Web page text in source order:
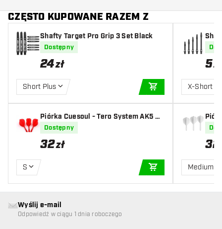
CZĘSTO KUPOWANE RAZEM Z
Shafty Target Pro Grip 3 Set Black
Dostępny
24zł
Short Plus
DODAJ DO
Piórka Cuesoul - Tero System AK5 Ro
st Teardrop - Red
Dostępny
32zł
S
DODAJ DO
ck
5zł
X-Short
32
Medium
Wyślij e-mail
Odpowiedź w ciągu 1 dnia roboczego